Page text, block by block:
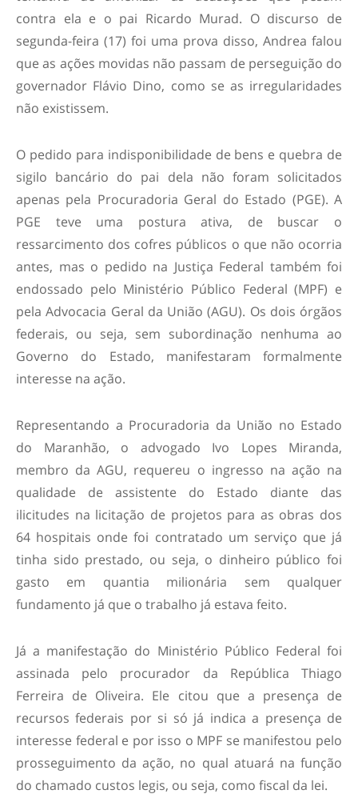
contra ela e o pai Ricardo Murad. O discurso de
segunda-feira (17) foi uma prova disso, Andrea falou
que as ações movidas não passam de perseguição do
governador Flávio Dino, como se as irregularidades
não existissem.
O pedido para indisponibilidade de bens e quebra de
sigilo bancário do pai dela não foram solicitados
apenas pela Procuradoria Geral do Estado (PGE). A
PGE teve uma postura ativa, de buscar o
ressarcimento dos cofres públicos o que não ocorria
antes, mas o pedido na Justiça Federal também foi
endossado pelo Ministério Público Federal (MPF) e
pela Advocacia Geral da União (AGU). Os dois órgãos
federais, ou seja, sem subordinação nenhuma ao
Governo do Estado, manifestaram formalmente
interesse na ação.
Representando a Procuradoria da União no Estado
do Maranhão, o advogado Ivo Lopes Miranda,
membro da AGU, requereu o ingresso na ação na
qualidade de assistente do Estado diante das
ilicitudes na licitação de projetos para as obras dos
64 hospitais onde foi contratado um serviço que já
tinha sido prestado, ou seja, o dinheiro público foi
gasto em quantia milionária sem qualquer
fundamento já que o trabalho já estava feito.
Já a manifestação do Ministério Público Federal foi
assinada pelo procurador da República Thiago
Ferreira de Oliveira. Ele citou que a presença de
recursos federais por si só já indica a presença de
interesse federal e por isso o MPF se manifestou pelo
prosseguimento da ação, no qual atuará na função
do chamado custos legis, ou seja, como fiscal da lei.